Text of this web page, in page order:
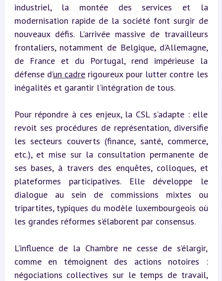
industriel, la montée des services et la
modernisation rapide de la société font surgir de
nouveaux défis. L’arrivée massive de travailleurs
frontaliers, notamment de Belgique, d’Allemagne,
de France et du Portugal, rend impérieuse la
défense d’un cadre rigoureux pour lutter contre les
inégalités et garantir l’intégration de tous.
Pour répondre à ces enjeux, la CSL s’adapte : elle
revoit ses procédures de représentation, diversifie
les secteurs couverts (finance, santé, commerce,
etc.), et mise sur la consultation permanente de
ses bases, à travers des enquêtes, colloques, et
plateformes participatives. Elle développe le
dialogue au sein de commissions mixtes ou
tripartites, typiques du modèle luxembourgeois où
les grandes réformes s’élaborent par consensus.
L’influence de la Chambre ne cesse de s’élargir,
comme en témoignent des actions notoires :
négociations collectives sur le temps de travail,